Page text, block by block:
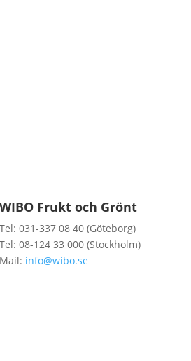
WIBO Frukt och Grönt
Tel: 031-337 08 40 (Göteborg)
Tel: 08-124 33 000 (Stockholm)
Mail: info@wibo.se